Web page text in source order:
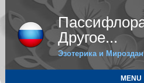
Другое...
Эзотерика и
MENU